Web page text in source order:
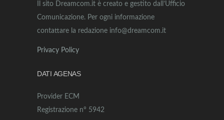
Il sito Dreamcom.it è creato e gestito dall’Ufficio
Comunicazione. Per ogni informazione
contattare la redazione info@dreamcom.it
Privacy Policy
DATI AGENAS
Provider ECM
Registrazione n° 5942